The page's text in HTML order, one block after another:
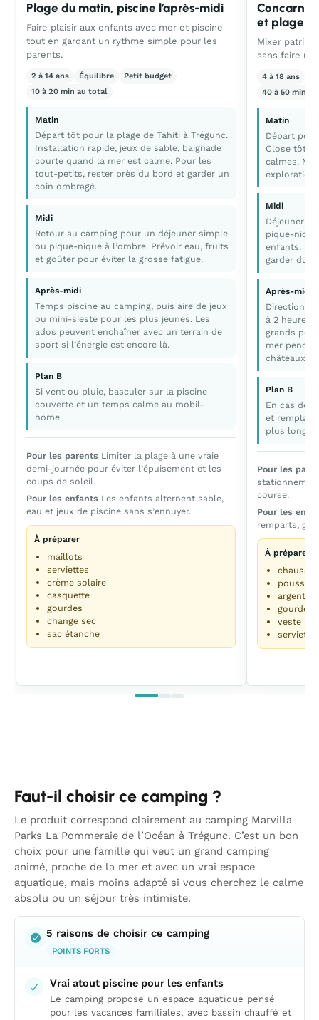
Plage du matin, piscine l’après-midi
Faire plaisir aux enfants avec mer et piscine
tout en gardant un rythme simple pour les
parents.
2 à 14 ans Équilibre
Petit budget
10 à 20 min au total
Matin
Départ tôt pour la plage de Tahiti à Trégunc.
Installation rapide, jeux de sable, baignade
courte quand la mer est calme. Pour les
tout-petits, rester près du bord et garder un
coin ombragé.
Midi
Retour au camping pour un déjeuner simple
ou pique-nique à l’ombre. Prévoir eau, fruits
et goûter pour éviter la grosse fatigue.
Après-midi
Temps piscine au camping, puis aire de jeux
ou mini-sieste pour les plus jeunes. Les
ados peuvent enchaîner avec un terrain de
sport si l’énergie est encore là.
Plan B
Si vent ou pluie, basculer sur la piscine
couverte et un temps calme au mobil-
home.
Pour les parents Limiter la plage à une vraie
demi-journée pour éviter l’épuisement et les
coups de soleil.
Pour les enfants Les enfants alternent sable,
eau et jeux de piscine sans s’ennuyer.
À préparer
maillots
serviettes
crème solaire
casquette
gourdes
change sec
sac étanche
et plage
Mixer
sans faire
4 à 18 ans
40 à 50 min
Matin
Départ
Close tôt
calmes.
exploration
Midi
Déjeuner
pique-nique
enfants.
garder du
Après-midi
Direction la
à 2 heures
grands
mer
châteaux
Plan B
En cas de
et
plus
Pour les
course.
Pour les
remparts,
À préparer
argent
gourde
veste
serviette
Faut-il choisir ce camping ?
Le produit correspond clairement au camping Marvilla
Parks La Pommeraie de l’Océan à Trégunc. C’est un bon
choix pour une famille qui veut un grand camping
animé, proche de la mer et avec un vrai espace
aquatique, mais moins adapté si vous cherchez le calme
absolu ou un séjour très intimiste.
5 raisons de choisir ce camping
POINTS FORTS
Vrai atout piscine pour les enfants
Le camping propose un espace aquatique pensé
pour les vacances familiales, avec bassin chauffé et